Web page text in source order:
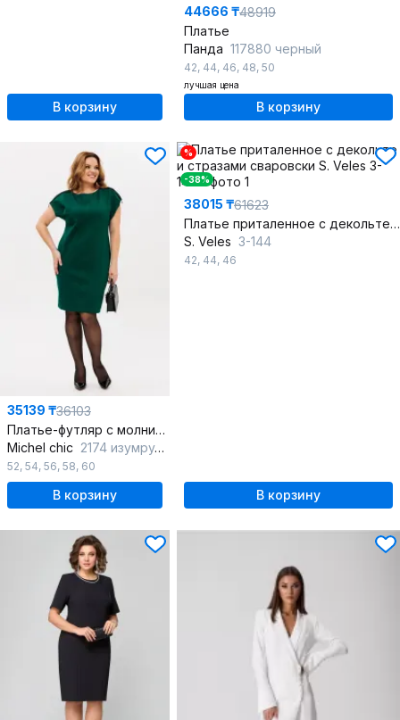
В корзину
44666 ₸48919
Платье
Панда 117880 черный
42, 44, 46, 48, 50
лучшая цена
В корзину
35139 ₸36103
Платье-футляр с молниями и рукавами со стразами
Michel chic 2174 изумрудный
52, 54, 56, 58, 60
В корзину
%
-38%
38015 ₸61623
Платье приталенное с декольте и стразами сваровски
S. Veles 3-144
42, 44, 46
В корзину